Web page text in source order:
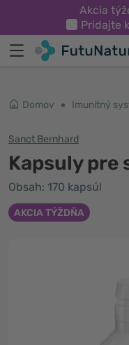
Akcia
Pridajte
Domov
Sanct Bernhard
Kapsuly pre
Obsah: 170 kapsúl
AKCIA TÝŽDŇA